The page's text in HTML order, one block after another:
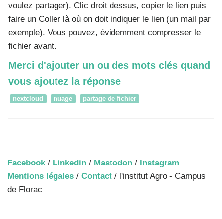
voulez partager). Clic droit dessus, copier le lien puis
faire un Coller là où on doit indiquer le lien (un mail par
exemple). Vous pouvez, évidemment compresser le
fichier avant.
Merci d'ajouter un ou des mots clés quand
vous ajoutez la réponse
nextcloud nuage partage de fichier
Facebook / Linkedin / Mastodon / Instagram
Mentions légales / Contact / l'institut Agro - Campus
de Florac